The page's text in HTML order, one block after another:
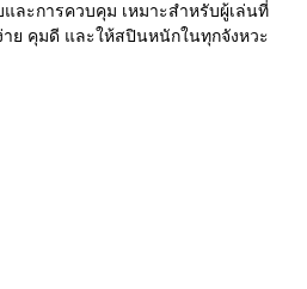
ละการควบคุม เหมาะสำหรับผู้เล่นที่
าย คุมดี และให้สปินหนักในทุกจังหวะ